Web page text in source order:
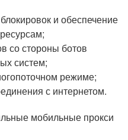
и обеспечение
со стороны ботов
систем;
режиме;
с интернетом.
мобильные прокси